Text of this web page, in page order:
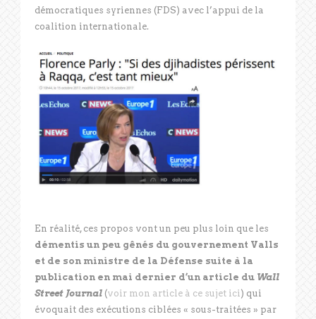
démocratiques syriennes (FDS) avec l’appui de la
coalition internationale.
En réalité, ces propos vont un peu plus loin que les
démentis un peu gênés du gouvernement Valls
et de son ministre de la Défense suite à la
publication en mai dernier d’un article du Wall
Street Journal (voir mon article à ce sujet ici ) qui
évoquait des exécutions ciblées « sous-traitées » par